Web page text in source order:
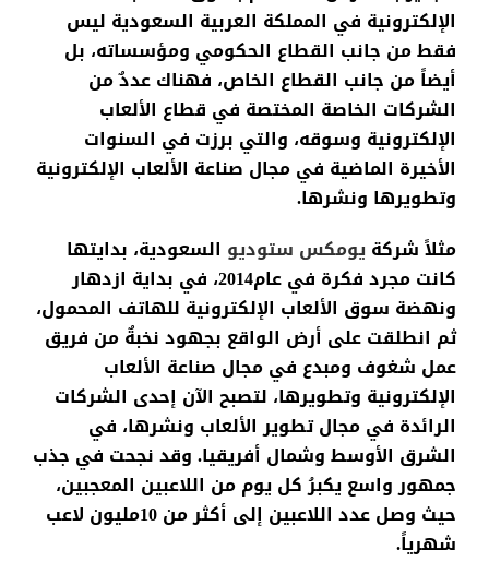
الإلكترونية في المملكة العربية السعودية ليس
فقطمن جانب القطاع الحكومي ومؤسساته، بل
أيضاًمن جانب القطاع الخاص، فهناكعددٌمن
الشركات الخاصة المختصة في قطاع الألعاب
الإلكترونية وسوقه، والتي برزت في السنوات
الأخيرة الماضية فيمجال صناعة الألعاب الإلكترونية
وتطويرها ونشرها.
مثلاًشركة يومكس ستوديو السعودية، بدايتها
كانتمجردفكرة في عام2014، في بداية ازدهار
ونهضة سوق الألعاب الإلكترونية للهاتف المحمول،
ثم انطلقتعلى أرض الواقع بجهودنخبةٌمن فريق
عمل شغوف ومبدع فيمجال صناعة الألعاب
الإلكترونية وتطويرها، لتصبح الآن إحدى الشركات
الرائدة فيمجالتطوير الألعاب ونشرها، في
الشرق الأوسطوشمال أفريقيا.وقدنجحت في جذب
جمهورواسعيكبرُكليوممن اللاعبين المعجبين،
حيث وصلعدد اللاعبين إلى أكثرمن10مليون لاعب
شهرياً.